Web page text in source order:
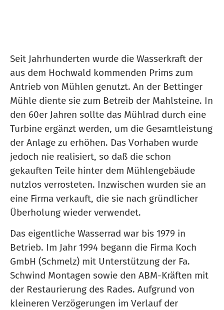
Seit Jahrhunderten wurde die Wasserkraft der
aus dem Hochwald kommenden Prims zum
Antrieb von Mühlen genutzt. An der Bettinger
Mühle diente sie zum Betreib der Mahlsteine. In
den 60er Jahren sollte das Mühlrad durch eine
Turbine ergänzt werden, um die Gesamtleistung
der Anlage zu erhöhen. Das Vorhaben wurde
jedoch nie realisiert, so daß die schon
gekauften Teile hinter dem Mühlengebäude
nutzlos verrosteten. Inzwischen wurden sie an
eine Firma verkauft, die sie nach gründlicher
Überholung wieder verwendet.
Das eigentliche Wasserrad war bis 1979 in
Betrieb. Im Jahr 1994 begann die Firma Koch
GmbH (Schmelz) mit Unterstützung der Fa.
Schwind Montagen sowie den ABM-Kräften mit
der Restaurierung des Rades. Aufgrund von
kleineren Verzögerungen im Verlauf der